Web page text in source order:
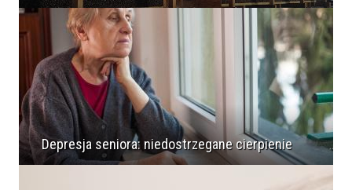
Depresja seniora: niedostrzegane cierpienie